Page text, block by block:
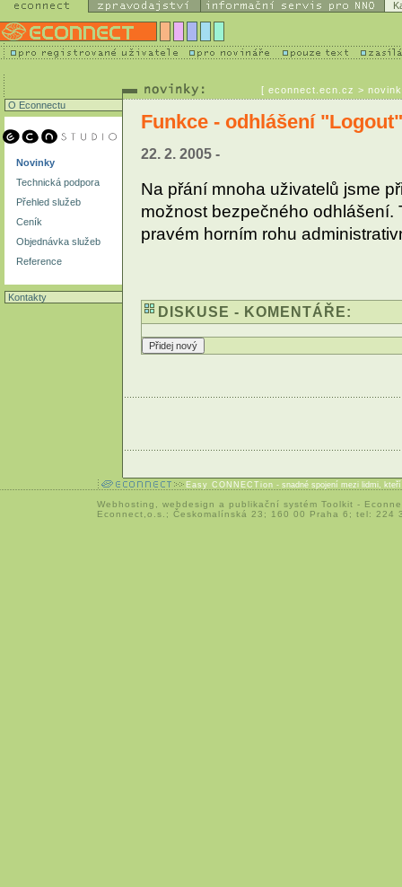
[ econnect.ecn.cz >
O Econnectu
Novinky
Technická podpora
Přehled služeb
Ceník
Objednávka služeb
Reference
Kontakty
Funkce - odhlášení
22. 2. 2005 -
Na přání mnoha uživatelů jsme
možnost bezpečného
pravém horním rohu
DISKUSE - KOMENTÁŘE:
Easy CONNECTion - snadné spojení mezi lidmi,
Webhosting webdesign a publikační systém Toolkit -
Econnect,o.s.; Českomalínská 23; 160 00 Praha 6; tel: 224